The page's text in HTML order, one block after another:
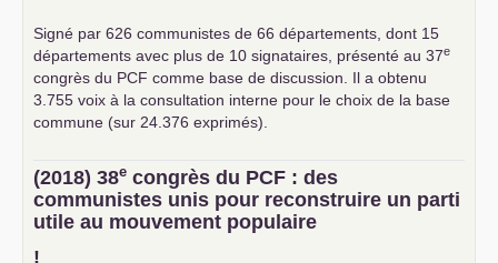
Signé par 626 communistes de 66 départements, dont 15
départements avec plus de 10 signataires, présenté au 37e
congrès du PCF comme base de discussion. Il a obtenu
3.755 voix à la consultation interne pour le choix de la base
commune (sur 24.376 exprimés).
(2018) 38e congrès du PCF : des
communistes unis pour reconstruire un parti
utile au mouvement populaire
!